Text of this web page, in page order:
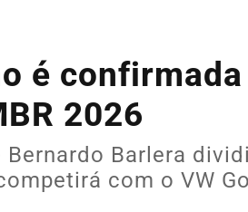
é confirmada
2026
Bernardo Barlera
com o VW